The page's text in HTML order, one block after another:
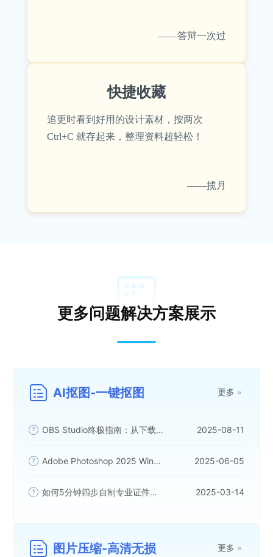
——答辩一次过
快捷收藏
追更时看到好用的设计素材，按两次
Ctrl+C 就存起来，整理资料超轻松！
——揽月
更多问题解决方案展示
AI抠图-一键抠图 更多
OBS Studio终极指南：从下载到直播录屏，5分钟上手！ 2025-08-11
Adobe Photoshop 2025 Windows版下载安装全攻略 - 专业图像处理软件指南 2025-06-05
如何5分钟四步自制专业证件照？ 2025-03-14
图片压缩-高清无损 更多